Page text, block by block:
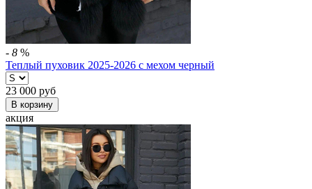
- 8 %
Теплый пуховик 2025-2026 с мехом черный
23 000 руб
В корзину
акция